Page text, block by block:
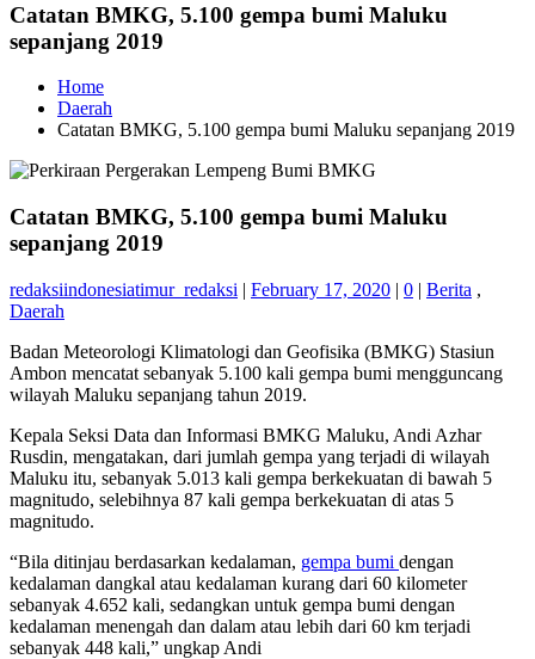
Catatan BMKG, 5.100 gempa bumi Maluku
sepanjang 2019
Home
Daerah
Catatan BMKG, 5.100 gempa bumi Maluku sepanjang 2019
Catatan BMKG, 5.100 gempa bumi Maluku
sepanjang 2019
redaksiindonesiatimur_redaksi | February 17, 2020 | 0 | Berita ,
Daerah
Badan Meteorologi Klimatologi dan Geofisika (BMKG) Stasiun
Ambon mencatat sebanyak 5.100 kali gempa bumi mengguncang
wilayah Maluku sepanjang tahun 2019.
Kepala Seksi Data dan Informasi BMKG Maluku, Andi Azhar
Rusdin, mengatakan, dari jumlah gempa yang terjadi di wilayah
Maluku itu, sebanyak 5.013 kali gempa berkekuatan di bawah 5
magnitudo, selebihnya 87 kali gempa berkekuatan di atas 5
magnitudo.
“Bila ditinjau berdasarkan kedalaman, gempa bumi dengan
kedalaman dangkal atau kedalaman kurang dari 60 kilometer
sebanyak 4.652 kali, sedangkan untuk gempa bumi dengan
kedalaman menengah dan dalam atau lebih dari 60 km terjadi
sebanyak 448 kali,” ungkap Andi